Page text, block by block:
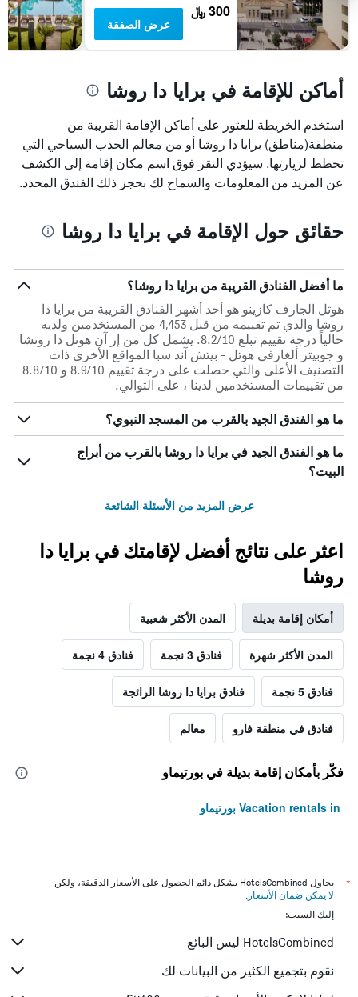
300 ﷼
عرض الصفقة
أماكن للإقامة في برايا دا روشا
استخدم الخريطة للعثور على أماكن الإقامة القريبة من
منطقة(مناطق) برايا دا روشا أو من معالم الجذب السياحي التي
تخطط لزيارتها. سيؤدي النقر فوق اسم مكان إقامة إلى الكشف
عن المزيد من المعلومات والسماح لك بحجز ذلك الفندق المحدد.
حقائق حول الإقامة في برايا دا روشا
ما أفضل الفنادق القريبة من برايا دا روشا؟
هوتل الجارف كازينو هو أحد أشهر الفنادق القريبة من برايا دا
روشا والذي تم تقييمه من قبل 4,453 من المستخدمين ولديه
حالياً درجة تقييم تبلغ 8.2/10. يشمل كل من إر آن هوتل دا روتشا
و جوبيتر ألغارفي هوتل - بيتش آند سبا المواقع الأخرى ذات
التصنيف الأعلى والتي حصلت على درجة تقييم 8.9/10 و 8.8/10
من تقييمات المستخدمين لدينا ، على التوالي.
ما هو الفندق الجيد بالقرب من المسجد النبوي؟
ما هو الفندق الجيد في برايا دا روشا بالقرب من أبراج
البيت؟
عرض المزيد من الأسئلة الشائعة
اعثر على نتائج أفضل لإقامتك في برايا دا
روشا
أمكان إقامة بديلة المدن الأكثر شعبية
المدن الأكثر شهرة فنادق 3 نجمة فنادق 4 نجمة
فنادق 5 نجمة فنادق برايا دا روشا الرائجة
فنادق في منطقة فارو معالم
فكّر بأمكان إقامة بديلة في بورتيماو
Vacation rentals in بورتيماو
*
يحاول HotelsCombined بشكل دائم الحصول على الأسعار الدقيقة، ولكن
لا يمكن ضمان الأسعار .
إليك السبب:
HotelsCombined ليس البائع
نقوم بتجميع الكثير من البيانات لك